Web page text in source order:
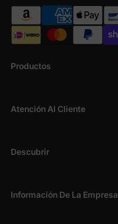
Productos
Atención Al Cliente
Descubrir
Información De La Empresa